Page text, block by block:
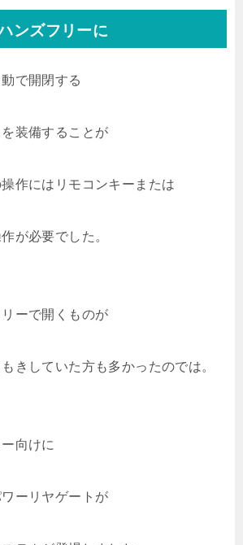
ンズフリーに
で開閉する
装備することが
作にはリモコンキーまたは
が必要でした。
ーで開くものが
きしていた方も多かったのでは。
向けに
ーリヤゲートが